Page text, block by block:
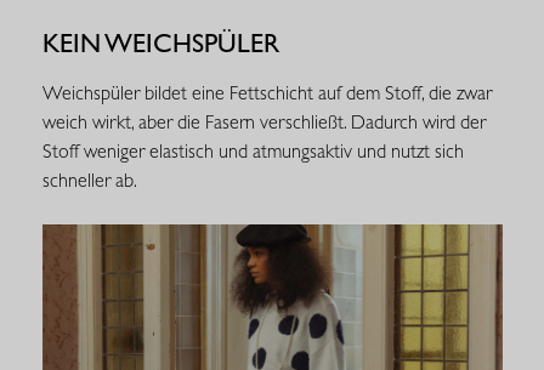
KEIN WEICHSPÜLER
Weichspüler bildet eine Fettschicht auf dem Stoff, die zwar
weich wirkt, aber die Fasern verschließt. Dadurch wird der
Stoff weniger elastisch und atmungsaktiv und nutzt sich
schneller ab.